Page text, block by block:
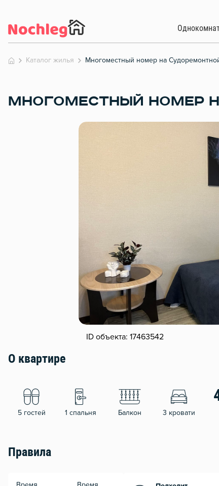
Каталог жилья Многоместный номер на Судоремонтной
МНОГОМЕСТНЫЙ НОМЕР
ID объекта: 17463542
О квартире
5 гостей 1 спальня Балкон 3 кровати
Правила